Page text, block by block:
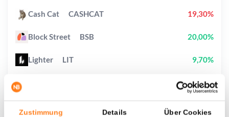
Zustimmung Details Über Cookies
Cash Cat CASHCAT 19,30%
Block Street BSB 20,00%
Lighter LIT 9,70%
4,60%